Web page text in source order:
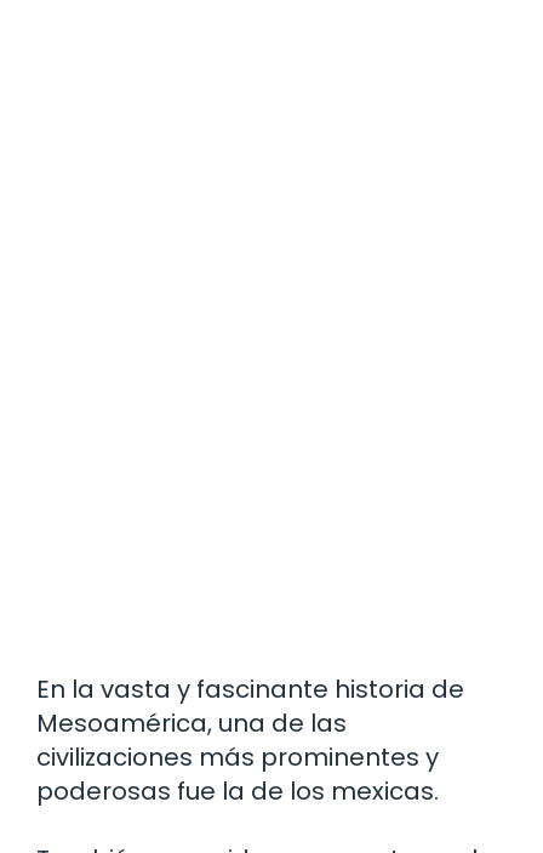
En la vasta y fascinante historia de
Mesoamérica, una de las
civilizaciones más prominentes y
poderosas fue la de los mexicas.